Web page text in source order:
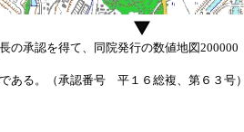
の承認を得て、同院発行の数値地図
ある。（承認番号 平１６総複、第６３号